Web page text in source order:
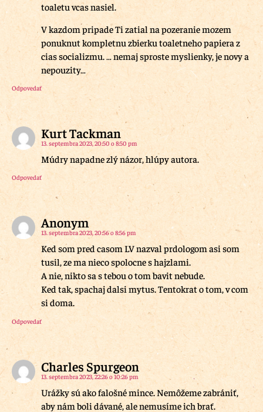
toaletu vcas nasiel.
V kazdom pripade Ti zatial na pozeranie mozem
ponuknut kompletnu zbierku toaletneho papiera z
cias socializmu. … nemaj sproste myslienky, je novy a
nepouzity…
Odpovedať
Kurt Tackman
13. septembra 2023, 20:50 o 8:50 pm
Múdry napadne zlý názor, hlúpy autora.
Odpovedať
Anonym
13. septembra 2023, 20:56 o 8:56 pm
Ked som pred casom LV nazval prdologom asi som
tusil, ze ma nieco spolocne s hajzlami.
A nie, nikto sa s tebou o tom bavit nebude.
Ked tak, spachaj dalsi mytus. Tentokrat o tom, v com
si doma.
Odpovedať
Charles Spurgeon
13. septembra 2023, 22:26 o 10:26 pm
Urážky sú ako falošné mince. Nemôžeme zabrániť,
aby nám boli dávané, ale nemusíme ich brať.